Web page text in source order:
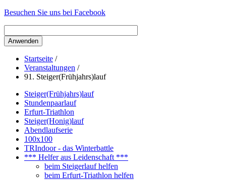
Besuchen Sie uns bei Facebook
Startseite /
Veranstaltungen /
91. Steiger(Frühjahrs)lauf
Steiger(Frühjahrs)lauf
Stundenpaarlauf
Erfurt-Triathlon
Steiger(Honig)lauf
Abendlaufserie
100x100
TRIndoor - das Winterbattle
*** Helfer aus Leidenschaft ***
beim Steigerlauf helfen
beim Erfurt-Triathlon helfen